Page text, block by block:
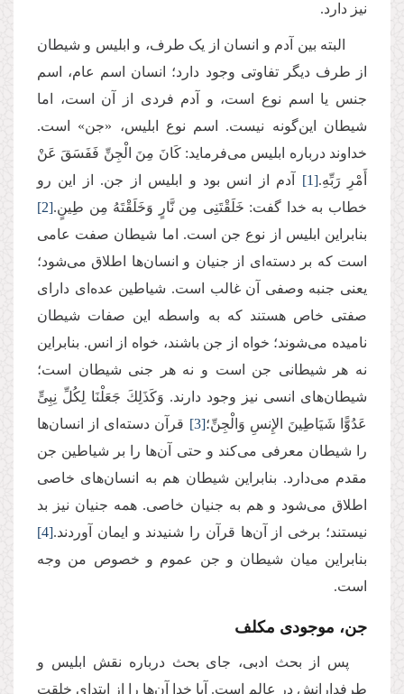
نیز دارد.
البته بین آدم و انسان از یک طرف، و ابلیس و شیطان
از طرف دیگر تفاوتی وجود دارد؛ انسان اسم عام، اسم
جنس یا اسم نوع است، و آدم فردی از آن است، اما
شیطان این‌گونه نیست. اسم نوع ابلیس، «جن» است.
خداوند درباره ابلیس می‌فرماید: كَانَ مِنَ الْجِنِّ فَفَسَقَ عَنْ
أَمْرِ رَبِّهِ.[1] آدم از انس بود و ابلیس از جن. از این رو
خطاب به خدا گفت: خَلَقْتَنِی مِن نَّارٍ وَخَلَقْتَهُ مِن طِینٍ.[2]
بنابراین ابلیس از نوع جن است. اما شیطان صفت عامی
است که بر دسته‌ای از جنیان و انسان‌ها اطلاق می‌شود؛
یعنی جنبه وصفی آن غالب است. شیاطین عده‌ای دارای
صفتی خاص هستند که به واسطه این صفات شیطان
نامیده می‌شوند؛ خواه از جن باشند، خواه از انس. بنابراین
نه هر شیطانی جن است و نه هر جنی شیطان است؛
شیطان‌های انسی نیز وجود دارند. وَكَذَلِكَ جَعَلْنَا لِكُلِّ نِبِیٍّ
عَدُوًّا شَیَاطِینَ الإِنسِ وَالْجِنِّ؛[3] قرآن دسته‌ای از انسان‌ها
را شیطان معرفی می‌کند و حتی آن‌ها را بر شیاطین جن
مقدم می‌دارد. بنابراین شیطان هم به انسان‌های خاصی
اطلاق می‌شود و هم به جنیان خاصی. همه جنیان نیز بد
نیستند؛ برخی از آن‌ها قرآن را شنیدند و ایمان آوردند.[4]
بنابراین میان شیطان و جن عموم و خصوص من وجه
است.
جن، موجودی مکلف
پس از بحث ادبی، جای بحث درباره نقش ابلیس و
طرفدارانش در عالم است. آیا خدا آن‌ها را از ابتدای خلقت